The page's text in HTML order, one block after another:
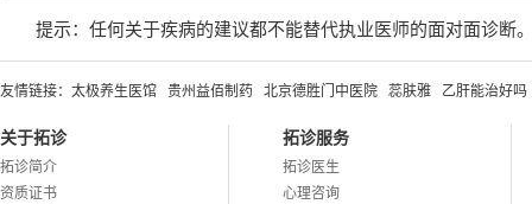
提示：任何关于疾病的建议都不能替代执业医师的面对面诊断
友情链接： 太极养生医馆 贵州益佰制药 北京德胜门中医院 蕊肤雅 乙肝能治好吗
关于拓诊
拓诊简介
资质证书
拓诊服务
拓诊医生
心理咨询